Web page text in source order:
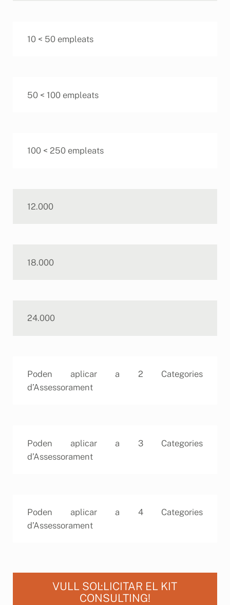
10 < 50 empleats
50 < 100 empleats
100 < 250 empleats
12.000
18.000
24.000
Poden aplicar a 2 Categories
d’Assessorament
Poden aplicar a 3 Categories
d’Assessorament
Poden aplicar a 4 Categories
d’Assessorament
VULL SOL·LICITAR EL KIT
CONSULTING!
AI Chatbot
Hola, com et puc ajudar? / ¿cómo
te puedo ayudar?